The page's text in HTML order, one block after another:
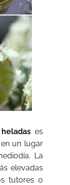
es
un lugar
La
elevadas
tutores o